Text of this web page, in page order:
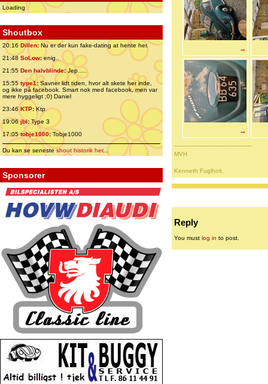
Loading
Shoutbox
20:16 Dillen: Nu er der kun fake-dating at hente her.
21:48 SoLow:enig..
21:55 Den halvblinde:Jep.....
15:55 type1:Savner lidt tiden, hvor alt skete her inde,
og ikke på facebook. Smart nok med facebook, men var
mere hyggeligt ;0) Daniel
23:46 KTP:Ktp
19:06jbl:Type 3
17:05tobje1000: Tobje1000
Du kan se senesteshout historik her...
Sponsorer
→
→
-------------------------------------------
MVH
Kenneth Fuglholt.
Reply
You must log in to post.